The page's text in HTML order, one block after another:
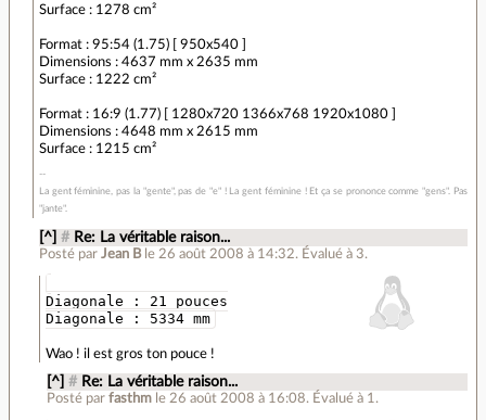
Surface : 1278 cm²
Format : 95:54 (1.75) [ 950x540 ]
Dimensions : 4637 mm x 2635 mm
Surface : 1222 cm²
Format : 16:9 (1.77) [ 1280x720 1366x768 1920x1080 ]
Dimensions : 4648 mm x 2615 mm
Surface : 1215 cm²
La gent féminine, pas la "gente", pas de "e" ! La gent féminine ! Et ça se prononce comme "gens". Pas
"jante".
[^] # Re: La véritable raison...
Posté parJean B le 26 août 2008 à 14:32. Évalué à 3.
Diagonale : 21 pouces
Diagonale : 5334 mm
Wao ! il est gros ton pouce !
[^] # Re: La véritable raison...
Posté par fasthm le 26 août 2008 à 16:08. Évalué à 1 .